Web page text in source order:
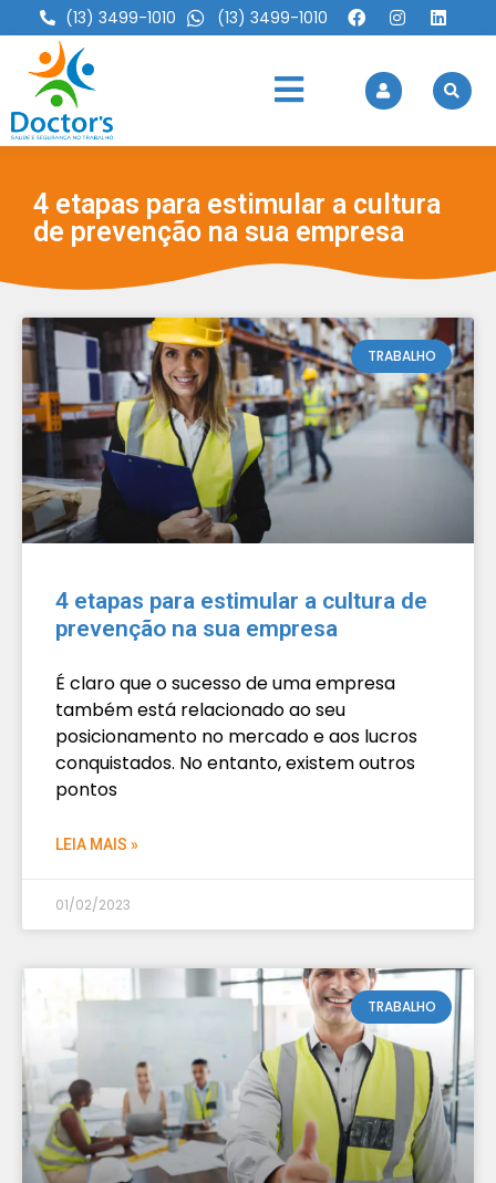
(13) 3499-1010 (13) 3499-1010
4 etapas para estimular a cultura
de prevenção na sua empresa
TRABALHO
4 etapas para estimular a cultura de
prevenção na sua empresa
É claro que o sucesso de uma empresa
também está relacionado ao seu
posicionamento no mercado e aos lucros
conquistados. No entanto, existem outros
pontos
LEIA MAIS »
01/02/2023
TRABALHO